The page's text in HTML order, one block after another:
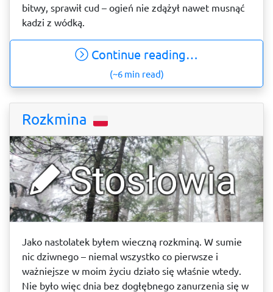
bitwy, sprawił cud – ogień nie zdążył nawet musnąć
kadzi z wódką.
Continue reading…
(~6 min read)
Rozkmina
Jako nastolatek byłem wieczną rozkminą. W sumie
nic dziwnego – niemal wszystko co pierwsze i
ważniejsze w moim życiu działo się właśnie wtedy.
Nie było więc dnia bez dogłębnego zanurzenia się w